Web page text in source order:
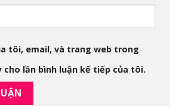
tôi, email, và trang web trong
cho lần bình luận kế tiếp của tôi.